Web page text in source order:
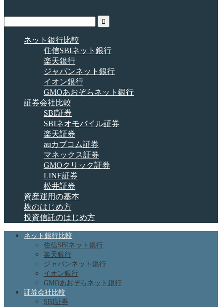
ネット銀行比較
住信SBIネット銀行
楽天銀行
ジャパンネット銀行
イオン銀行
GMOあおぞらネット銀行
証券会社比較
SBI証券
SBIネオモバイル証券
楽天証券
auカブコム証券
マネックス証券
GMOクリック証券
LINE証券
松井証券
資産運用の基本
株のはじめ方
投資信託のはじめ方
ネット銀行比較
住信SBIネット銀行
楽天銀行
ジャパンネット銀行
イオン銀行
GMOあおぞらネット銀行
証券会社比較
SBI証券